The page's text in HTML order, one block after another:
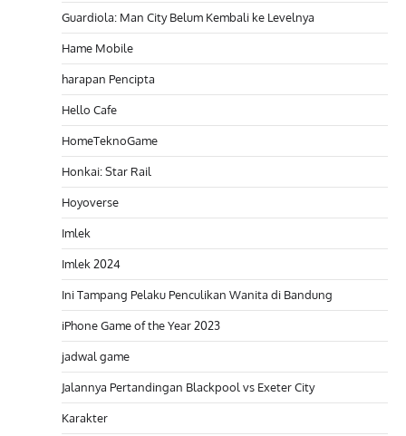
Guardiola: Man City Belum Kembali ke Levelnya
Hame Mobile
harapan Pencipta
Hello Cafe
HomeTeknoGame
Honkai: Star Rail
Hoyoverse
Imlek
Imlek 2024
Ini Tampang Pelaku Penculikan Wanita di Bandung
iPhone Game of the Year 2023
jadwal game
Jalannya Pertandingan Blackpool vs Exeter City
Karakter